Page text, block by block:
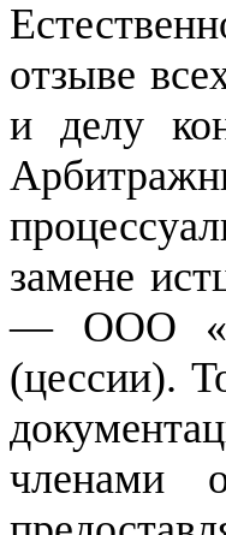
отзыве
и делу
замене
— ООО
(цессии).
членами